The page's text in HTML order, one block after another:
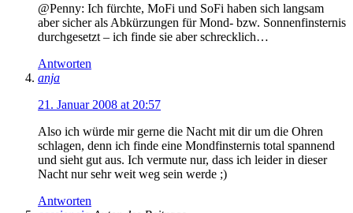
@Penny: Ich fürchte, MoFi und SoFi haben sich langsam
aber sicher als Abkürzungen für Mond- bzw. Sonnenfinsternis
durchgesetzt – ich finde sie aber schrecklich…
Antworten
anja
21. Januar 2008 at 20:57
Also ich würde mir gerne die Nacht mit dir um die Ohren
schlagen, denn ich finde eine Mondfinsternis total spannend
und sieht gut aus. Ich vermute nur, dass ich leider in dieser
Nacht nur sehr weit weg sein werde ;)
Antworten